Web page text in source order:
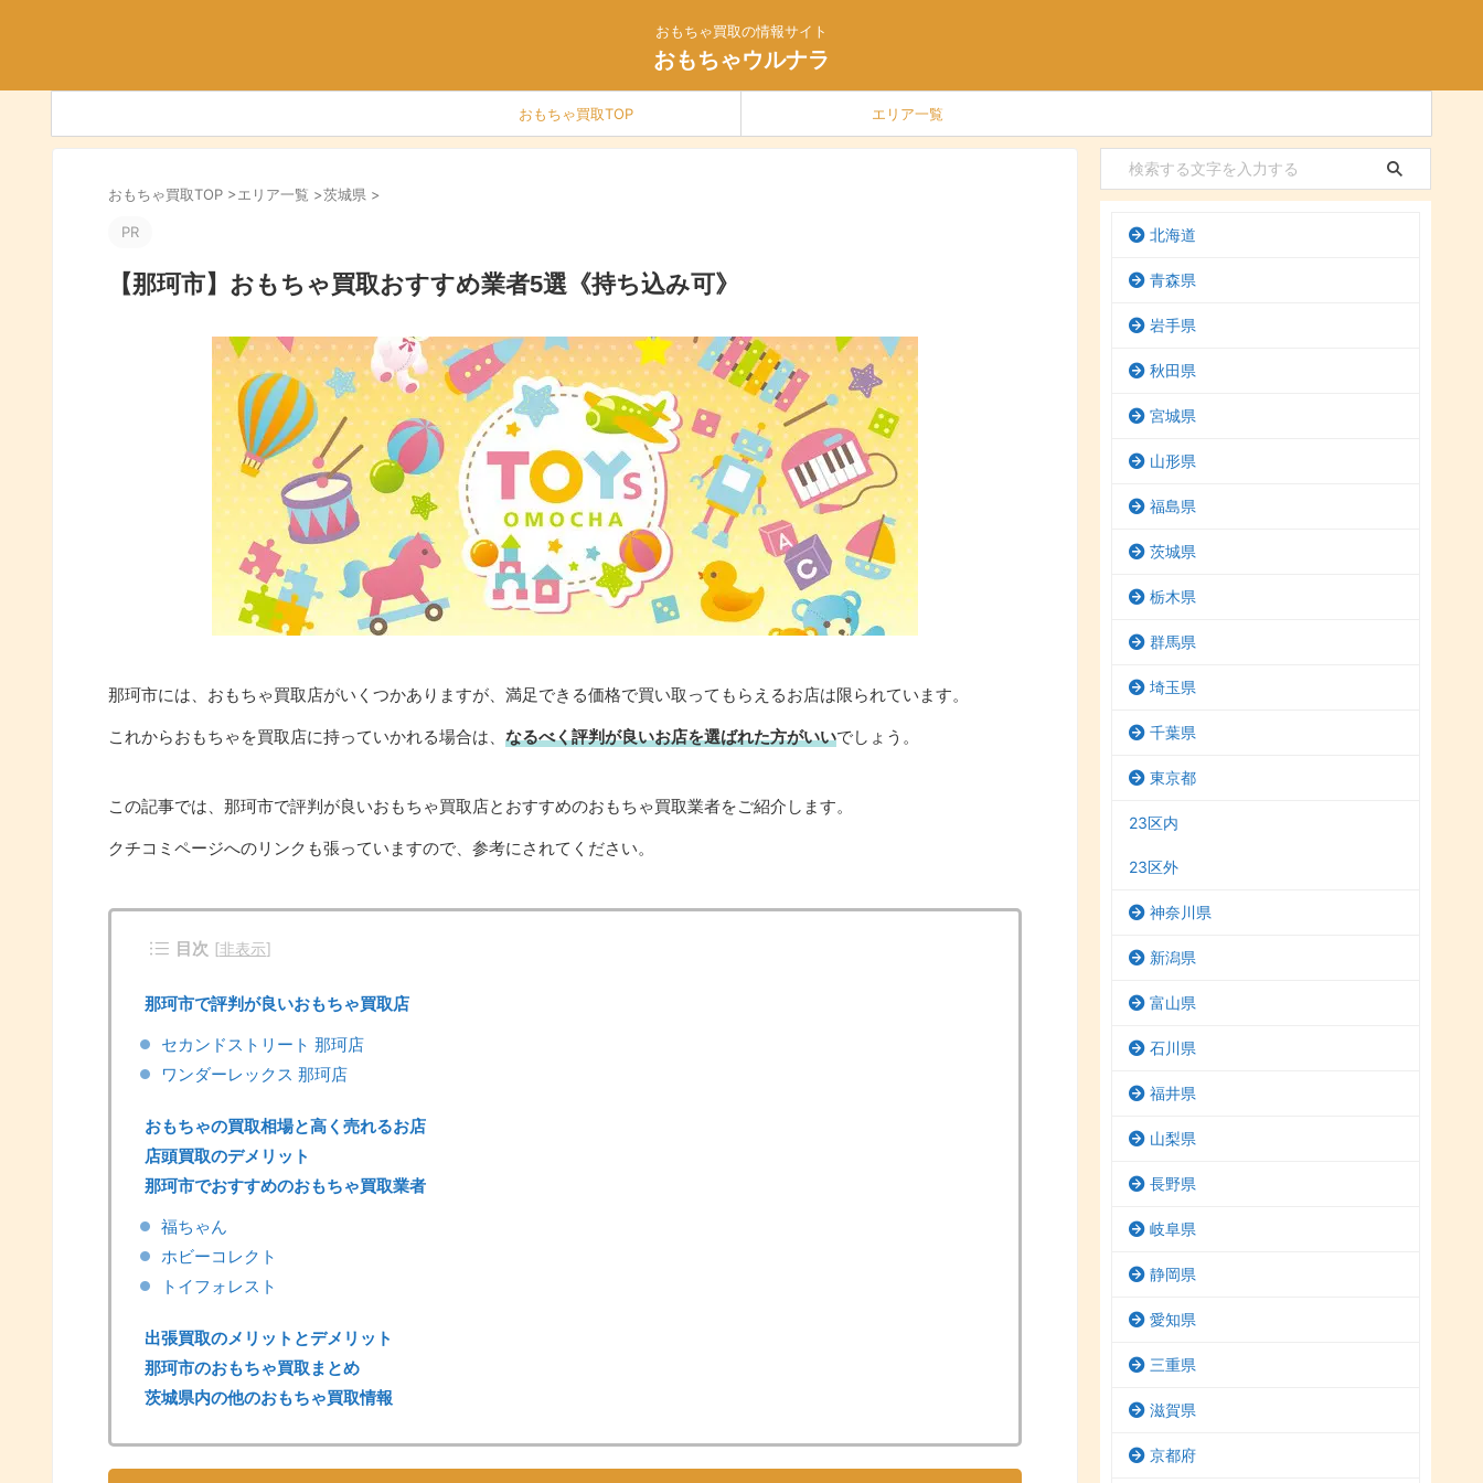
おもちゃ買取の情報サイト
おもちゃウルナラ
おもちゃ買取TOP エリア一覧
おもちゃ買取TOP >エリア一覧 >茨城県 >
PR
【那珂市】おもちゃ買取おすすめ業者5選《持ち込み可》
那珂市には、おもちゃ買取店がいくつかありますが、満足できる価格で買い取ってもらえるお店は限られています。
これからおもちゃを買取店に持っていかれる場合は、 なるべく評判が良いお店を選ばれた方がいいでしょう。
この記事では、那珂市で評判が良いおもちゃ買取店とおすすめのおもちゃ買取業者をご紹介します。
クチコミページへのリンクも張っていますので、参考にされてください。
目次 [非表示]
那珂市で評判が良いおもちゃ買取店
セカンドストリート 那珂店
ワンダーレックス 那珂店
おもちゃの買取相場と高く売れるお店
店頭買取のデメリット
那珂市でおすすめのおもちゃ買取業者
福ちゃん
ホビーコレクト
トイフォレスト
出張買取のメリットとデメリット
那珂市のおもちゃ買取まとめ
茨城県内の他のおもちゃ買取情報
北海道
青森県
岩手県
秋田県
宮城県
山形県
福島県
茨城県
栃木県
群馬県
埼玉県
千葉県
東京都
23区内
23区外
神奈川県
新潟県
富山県
石川県
福井県
山梨県
長野県
岐阜県
静岡県
愛知県
三重県
滋賀県
京都府